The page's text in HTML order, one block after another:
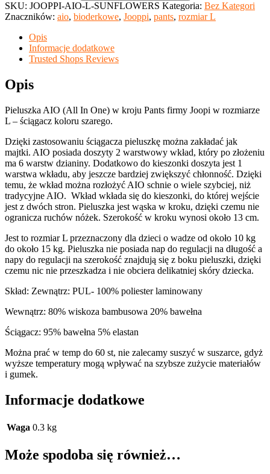
SKU: JOOPPI-AIO-L-SUNFLOWERS Kategoria: Bez Kategori
Znaczników: aio, bioderkowe, Jooppi, pants, rozmiar L
Opis
Informacje dodatkowe
Trusted Shops Reviews
Opis
Pieluszka AIO (All In One) w kroju Pants firmy Joopi w rozmiarze
L – ściągacz koloru szarego.
Dzięki zastosowaniu ściągacza pieluszkę można zakładać jak
majtki. AIO posiada doszyty 2 warstwowy wkład, który po złożeniu
ma 6 warstw dzianiny. Dodatkowo do kieszonki doszyta jest 1
warstwa wkładu, aby jeszcze bardziej zwiększyć chłonność. Dzięki
temu, że wkład można rozłożyć AIO schnie o wiele szybciej, niż
tradycyjne AIO. Wkład wkłada się do kieszonki, do której wejście
jest z dwóch stron. Pieluszka jest wąska w kroku, dzięki czemu nie
ogranicza ruchów nóżek. Szerokość w kroku wynosi około 13 cm.
Jest to rozmiar L przeznaczony dla dzieci o wadze od około 10 kg
do około 15 kg. Pieluszka nie posiada nap do regulacji na długość a
napy do regulacji na szerokość znajdują się z boku pieluszki, dzięki
czemu nic nie przeszkadza i nie obciera delikatniej skóry dziecka.
Skład: Zewnątrz: PUL- 100% poliester laminowany
Wewnątrz: 80% wiskoza bambusowa 20% bawełna
Ściągacz: 95% bawełna 5% elastan
Można prać w temp do 60 st, nie zalecamy suszyć w suszarce, gdyż
wyższe temperatury mogą wpływać na szybsze zużycie materiałów
i gumek.
Informacje dodatkowe
Waga 0.3 kg
Może spodoba się również…